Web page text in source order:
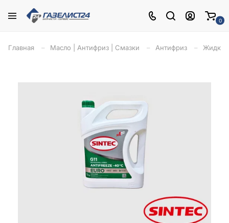
0
Главная Масло | Антифриз | Смазки Антифриз